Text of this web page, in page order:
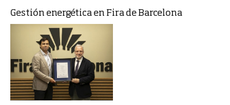
Gestión energética en Fira de Barcelona